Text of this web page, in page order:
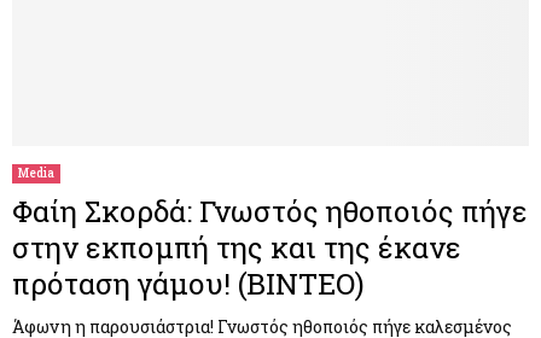
Media
Φαίη Σκορδά: Γνωστός ηθοποιός πήγε
στην εκπομπή της και της έκανε
πρόταση γάμου! (ΒΙΝΤΕΟ)
Άφωνη η παρουσιάστρια! Γνωστός ηθοποιός πήγε καλεσμένος